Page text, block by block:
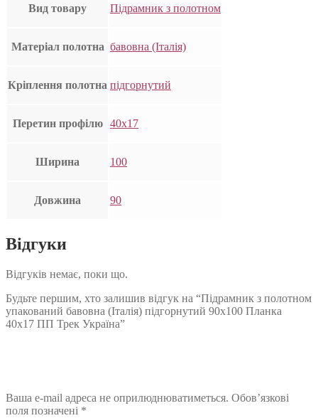
Вид товару Підрамник з полотном
Матеріал полотна бавовна (Італія)
Кріплення полотна підгорнутий
Перетин профілю 40х17
Ширина 100
Довжина 90
Відгуки
Відгуків немає, поки що.
Будьте першим, хто залишив відгук на “Підрамник з полотном
упакований бавовна (Італія) підгорнутий 90х100 Планка
40х17 ПП Трек Україна”
Ваша e-mail адреса не оприлюднюватиметься. Обов’язкові
поля позначені *